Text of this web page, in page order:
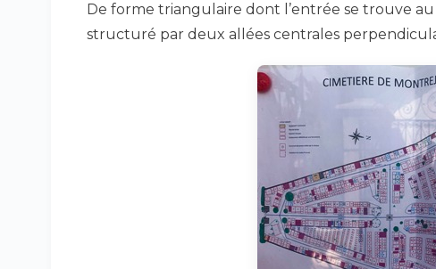
De forme triangulaire dont l’entrée se trouve
structuré par deux allées centrales